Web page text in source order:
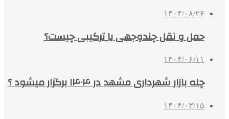
۱۴۰۴/۰۸/۲۶
حمل و نقل چندوجهی یا ترکیبی چیست؟
۱۴۰۴/۰۶/۱۱
چله بازار شهرداری مشهد در ۱۴۰۴ برگزار میشود ؟
۱۴۰۴/۰۳/۱۵